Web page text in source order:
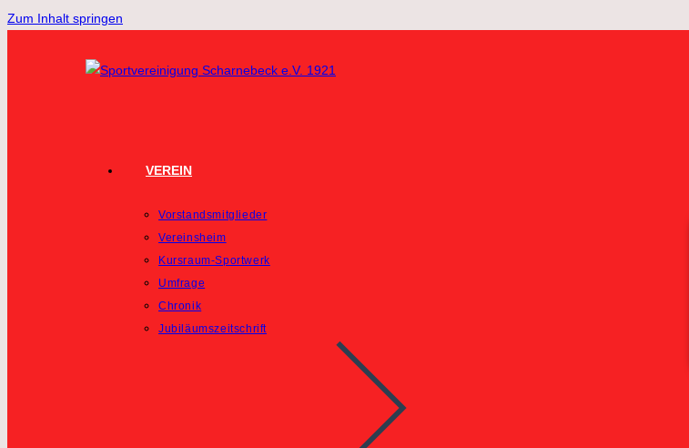
Zum Inhalt springen
VEREIN
Vorstandsmitglieder
Vereinsheim
Kursraum-Sportwerk
Umfrage
Chronik
Jubiläumszeitschrift